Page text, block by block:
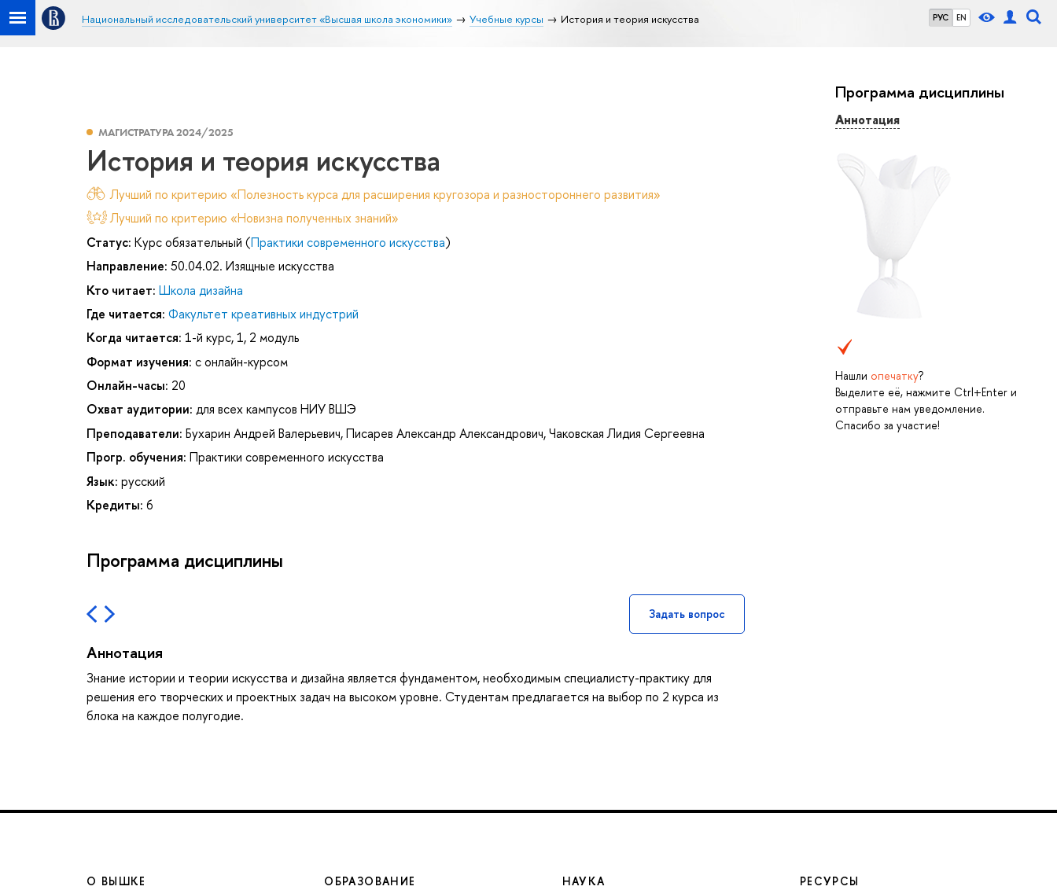
РУС EN
Национальный исследовательский университет «Высшая школа экономики» Учебные курсы История и теория искусства
Программа дисциплины
Аннотация
Нашли опечатку?
Выделите её, нажмите Ctrl+Enter и
отправьте нам уведомление.
Спасибо за участие!
МАГИСТРАТУРА 2024/2025
История и теория искусства
Лучший по критерию «Полезность курса для расширения кругозора и разностороннего развития»
Лучший по критерию «Новизна полученных знаний»
Статус: Курс обязательный (Практики современного искусства)
Направление: 50.04.02. Изящные искусства
Кто читает: Школа дизайна
Где читается: Факультет креативных индустрий
Когда читается: 1-й курс, 1, 2 модуль
Формат изучения: с онлайн-курсом
Онлайн-часы: 20
Охват аудитории: для всех кампусов НИУ ВШЭ
Преподаватели: Бухарин Андрей Валерьевич,Писарев Александр Александрович,Чаковская Лидия Сергеевна
Прогр. обучения: Практики современного искусства
Язык: русский
Кредиты: 6
Программа дисциплины
Задать вопрос
Аннотация
Знание истории и теории искусства и дизайна является фундаментом, необходимым специалисту-практику для
решения его творческих и проектных задач на высоком уровне. Студентам предлагается на выбор по 2 курса из
блока на каждое полугодие.
О ВЫШКЕ
ОБРАЗОВАНИЕ
НАУКА
РЕСУРСЫ